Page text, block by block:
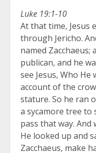
Luke 19:1-10
At that time, Jesus
through Jericho.
named Zacchaeus;
publican, and he
see Jesus, Who
account of the
stature. So he ran
a sycamore tree to
pass that way. And
He looked up and
Zacchaeus, make